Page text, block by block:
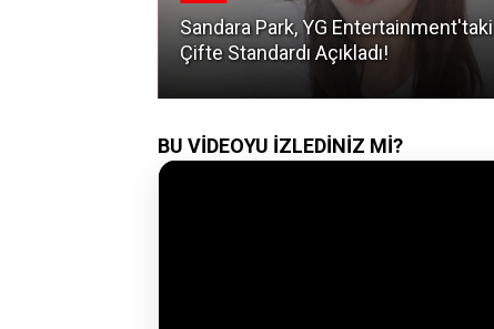
Sandara Park, YG Entertainment'taki
Çifte Standardı Açıkladı!
BU VİDEOYU İZLEDİNİZ Mİ?